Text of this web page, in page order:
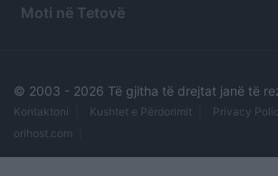
Moti në Tetovë
© 2003 - 2026 Të gjitha të drejtat janë të
Kontaktoni Kushtet e Përdorimit Privacy
orihost.com